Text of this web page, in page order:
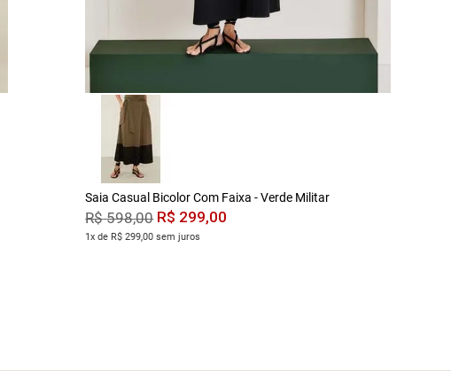
Saia Casual Bicolor Com Faixa - Verde Militar
R$ 598,00 R$ 299,00
1x de R$ 299,00 sem juros